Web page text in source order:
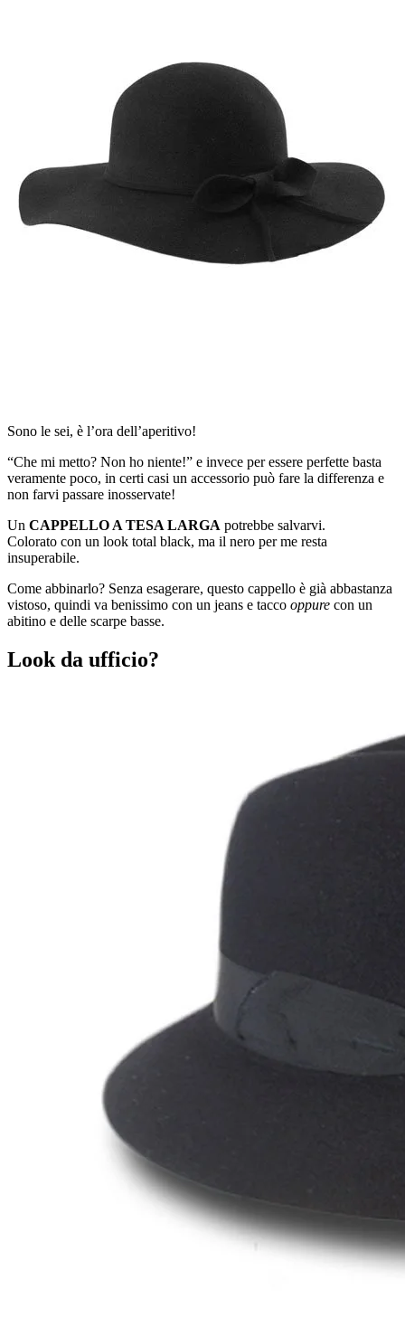
Sono le sei, è l’ora dell’aperitivo!
“Che mi metto? Non ho niente!” e invece per essere perfette basta
veramente poco, in certi casi un accessorio può fare la differenza e
non farvi passare inosservate!
Un CAPPELLO A TESA LARGA potrebbe salvarvi.
Colorato con un look total black, ma il nero per me resta
insuperabile.
Come abbinarlo? Senza esagerare, questo cappello è già abbastanza
vistoso, quindi va benissimo con un jeans e tacco oppure con un
abitino e delle scarpe basse.
Look da ufficio?